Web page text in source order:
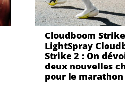
Cloudboom
LightSpray
Strike 2 : On
deux nouvelles
pour le marathon